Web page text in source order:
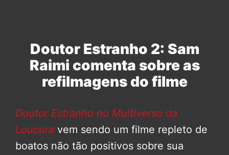
Doutor Estranho 2: Sam
Raimi comenta sobre as
refilmagens do filme
Doutor Estranho no Multiverso da
Loucura vem sendo um filme repleto de
boatos não tão positivos sobre sua